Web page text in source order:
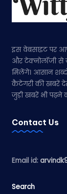
इस वेबसाइट पर
और टेक्नोलॉजी से
मिलेंगे। आसान
कैटेगरी की खबरें
जुड़ी खबरें भी पढ़ने
Contact Us
Email id:
Search